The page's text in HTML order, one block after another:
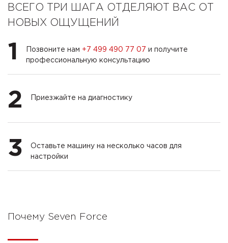
ВСЕГО ТРИ ШАГА ОТДЕЛЯЮТ ВАС ОТ
НОВЫХ ОЩУЩЕНИЙ
1 Позвоните нам +7 499 490 77 07 и получите
профессиональную консультацию
2 Приезжайте на диагностику
3
Оставьте машину на несколько часов для
настройки
Почему Seven Force